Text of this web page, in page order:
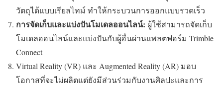
วัตถุได้แบบเรียลไทม์ ทำให้กระบวนการออกแบบรวดเร็ว
การจัดเก็บและแบ่งปันโมเดลออนไลน์: ผู้ใช้สามารถจัดเก็บ
โมเดลออนไลน์และแบ่งปันกับผู้อื่นผ่านแพลตฟอร์ม Trimble
Connect
Virtual Reality (VR) และ Augmented Reality (AR) มอบ
โอกาสที่จะไม่ผลิตแต่ยังมีส่วนร่วมกับงานศิลปะและการ